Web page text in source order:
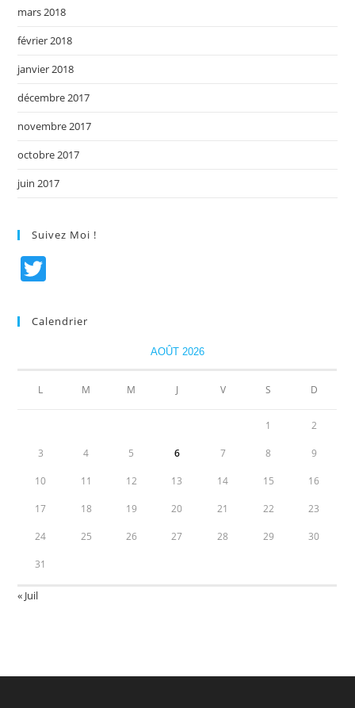
mars 2018
février 2018
janvier 2018
décembre 2017
novembre 2017
octobre 2017
juin 2017
Suivez Moi !
itt
Calendrier
AOÛT 2026
L M M J V S D
1 2
3 4 5 6 7 8 9
10 11 12 13 14 15 16
17 18 19 20 21 22 23
24 25 26 27 28 29 30
31
« Juil